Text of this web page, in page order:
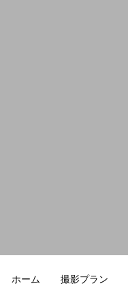
ホーム 撮影プラン